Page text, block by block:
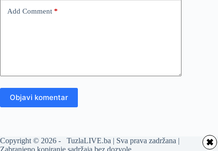
Add Comment *
Objavi komentar
Copyright © 2026 - TuzlaLIVE.ba | Sva prava zadržana |
Zabranjeno kopiranje sadržaja bez dozvole.
✖